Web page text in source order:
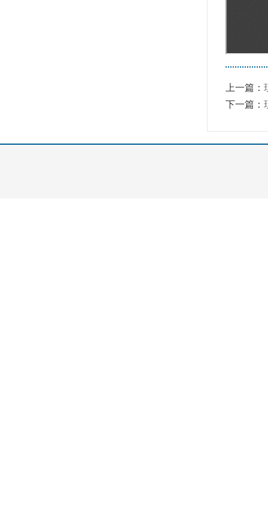
上一篇：
下一篇：